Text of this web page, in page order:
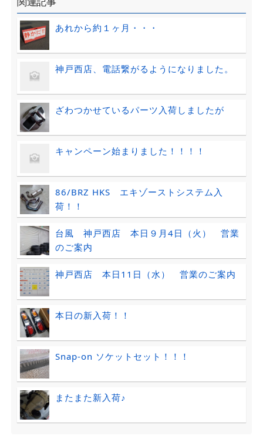
あれから約１ヶ月・・・
神戸西店、電話繋がるようになりました。
ざわつかせているパーツ入荷しましたが
キャンペーン始まりました！！！！
86/BRZ HKS エキゾーストシステム入
荷！！
台風 神戸西店 本日９月4日（火） 営業
のご案内
神戸西店 本日11日（水） 営業のご案内
本日の新入荷！！
Snap-on ソケットセット！！！
またまた新入荷♪